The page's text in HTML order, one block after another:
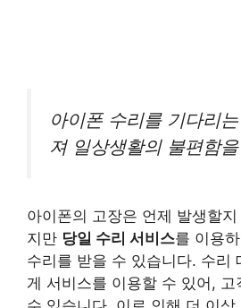
아이폰 수리를 기다리
져 일상생활의 불편함
아이폰의 고장은 언제 발생할
지만 당일 수리 서비스를 이용
수리를 받을 수 있습니다. 수리
게 서비스를 이용할 수 있어, 고